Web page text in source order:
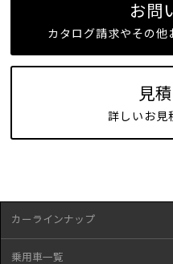
お問
カタログ請求やその他
見
詳しいお見
カーラインナップ
乗用車一覧